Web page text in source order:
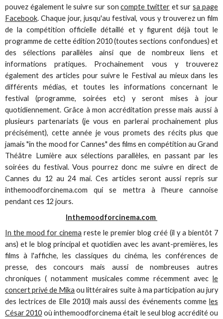
pouvez également le suivre sur soncompte twitter et sursa page
Facebook. Chaque jour, jusqu'au festival, vous y trouverez un film
de la compétition officielle détaillé et y figurent déjà tout le
programme de cette édition 2010 (toutes sections confondues) et
des sélections parallèles ainsi que de nombreux liens et
informations pratiques. Prochainement vous y trouverez
également des articles pour suivre le Festival au mieux dans les
différents médias, et toutes les informations concernant le
festival (programme, soirées etc) y seront mises à jour
quotidiennement. Grâce à mon accréditation presse mais aussi à
plusieurs partenariats (je vous en parlerai prochainement plus
précisément), cette année je vous promets des récits plus que
jamais "in the mood for Cannes" des films en compétition au Grand
Théâtre Lumière aux sélections parallèles, en passant par les
soirées du festival. Vous pourrez donc me suivre en direct de
Cannes du 12 au 24 mai. Ces articles seront aussi repris sur
inthemoodforcinema.com qui se mettra à l'heure cannoise
pendant ces 12 jours.
Inthemoodforcinema.com
In the mood for cinema reste le premier blog créé (il y a bientôt 7
ans) et le blog principal et quotidien avec les avant-premières, les
films à l'affiche, les classiques du cinéma, les conférences de
presse, des concours mais aussi de nombreuses autres
chroniques ( notamment musicales comme récemment avec le
concert privé de Mika ou littéraires suite à ma participation au jury
des lectrices de Elle 2010) mais aussi des événements comme les
César 2010 où inthemoodforcinema était le seul blog accrédité ou